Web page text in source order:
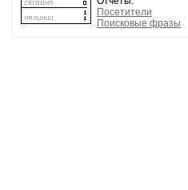
Посетители
Поисковые фразы